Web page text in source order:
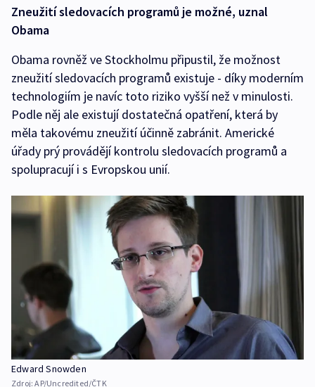
Zneužití sledovacích programů je možné, uznal
Obama
Obama rovněž ve Stockholmu připustil, že možnost
zneužití sledovacích programů existuje - díky moderním
technologiím je navíc toto riziko vyšší než v minulosti.
Podle něj ale existují dostatečná opatření, která by
měla takovému zneužití účinně zabránit. Americké
úřady prý provádějí kontrolu sledovacích programů a
spolupracují i s Evropskou unií.
Edward Snowden
Zdroj:AP/Uncredited/ČTK